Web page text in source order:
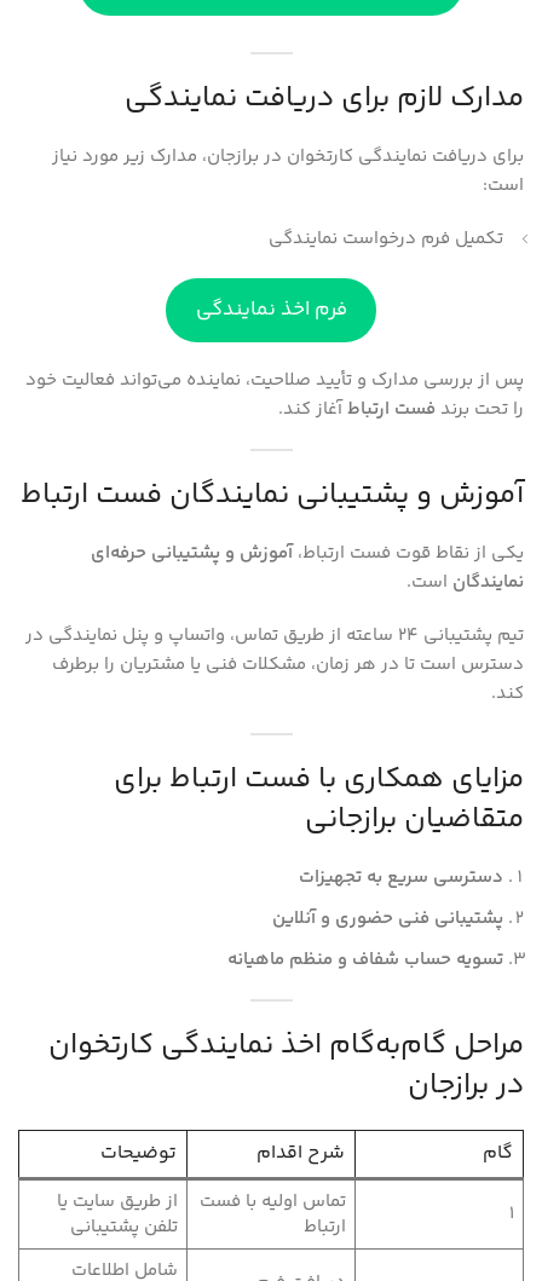
مدارک لازم برای دریافت نمایندگی
برای دریافت نمایندگی کارتخوان در برازجان، مدارک زیر مورد نیاز
است:
تکمیل فرم درخواست نمایندگی
فرم اخذ نمایندگی
پس از بررسی مدارک و تأیید صلاحیت، نماینده می‌تواند فعالیت خود
را تحت برند فست ارتباطآغاز کند.
آموزش و پشتیبانی نمایندگان فست ارتباط
یکی از نقاط قوت فست ارتباط،آموزش و پشتیبانی حرفه‌ای
نمایندگان است.
تیم پشتیبانی ۲۴ ساعته از طریق تماس، واتساپ و پنل نمایندگی در
دسترس است تا در هر زمان، مشکلات فنی یا مشتریان را برطرف
کند.
مزایای همکاری با فست ارتباط برای
متقاضیان برازجانی
دسترسی سریع به تجهیزات
پشتیبانی فنی حضوری و آنلاین
تسویه حساب شفاف و منظم ماهیانه
مراحل گام‌به‌گام اخذ نمایندگی کارتخوان
در برازجان
گام شرح اقدام توضیحات
1
تماس اولیه با فست
ارتباط
از طریق سایت یا
تلفن پشتیبانی
شامل اطلاعات